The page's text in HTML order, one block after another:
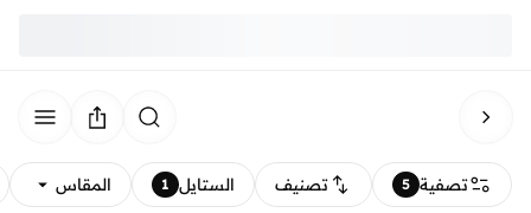
تصفية 5 تصنيف الستايل 1 المقاس